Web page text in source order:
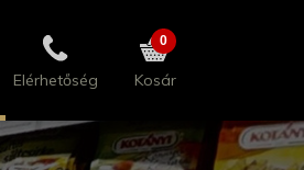
Elérhetőség Kosár
0